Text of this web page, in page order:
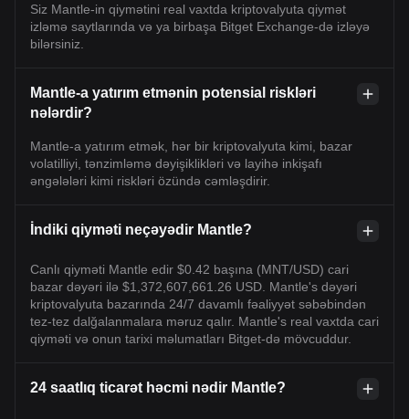
Siz Mantle-in qiymətini real vaxtda kriptovalyuta qiymət
izləmə saytlarında və ya birbaşa Bitget Exchange-də izləyə
bilərsiniz.
Mantle-a yatırım etmənin potensial riskləri
nələrdir?
Mantle-a yatırım etmək, hər bir kriptovalyuta kimi, bazar
volatilliyi, tənzimləmə dəyişiklikləri və layihə inkişafı
əngələləri kimi riskləri özündə cəmləşdirir.
İndiki qiyməti neçəyədir Mantle?
Canlı qiyməti Mantle edir $0.42 başına (MNT/USD) cari
bazar dəyəri ilə $1,372,607,661.26 USD. Mantle's dəyəri
kriptovalyuta bazarında 24/7 davamlı fəaliyyət səbəbindən
tez-tez dalğalanmalara məruz qalır. Mantle's real vaxtda cari
qiyməti və onun tarixi məlumatları Bitget-də mövcuddur.
24 saatlıq ticarət həcmi nədir Mantle?